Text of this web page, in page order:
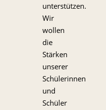
unterstützen.
Wir
wollen
die
Stärken
unserer
Schülerinnen
und
Schüler